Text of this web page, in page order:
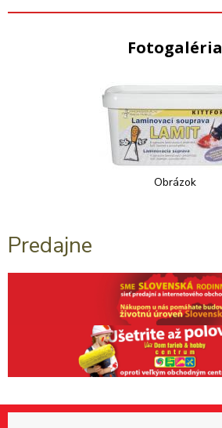
Fotogaléria
Obrázok
Predajne